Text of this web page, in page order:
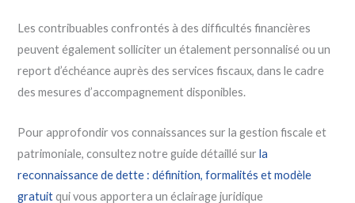
Les contribuables confrontés à des difficultés financières
peuvent également solliciter un étalement personnalisé ou un
report d’échéance auprès des services fiscaux, dans le cadre
des mesures d’accompagnement disponibles.
Pour approfondir vos connaissances sur la gestion fiscale et
patrimoniale, consultez notre guide détaillé surla
reconnaissance de dette : définition, formalités et modèle
gratuitqui vous apportera un éclairage juridique